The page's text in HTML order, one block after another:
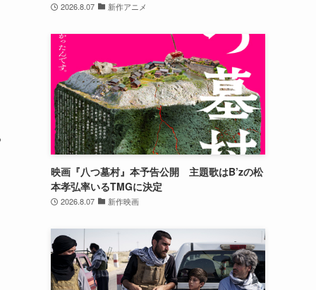
2026.8.07 新作アニメ
映画『八つ墓村』本予告公開 主題歌はB’zの松
本孝弘率いるTMGに決定
2026.8.07 新作映画